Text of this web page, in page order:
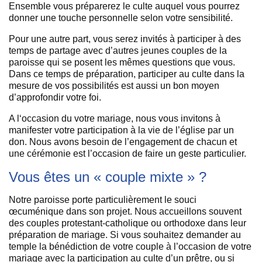
Ensemble vous préparerez le culte auquel vous pourrez
donner une touche personnelle selon votre sensibilité.
Pour une autre part, vous serez invités à participer à des
temps de partage avec d’autres jeunes couples de la
paroisse qui se posent les mêmes questions que vous.
Dans ce temps de préparation, participer au culte dans la
mesure de vos possibilités est aussi un bon moyen
d’approfondir votre foi.
A l‘occasion du votre mariage, nous vous invitons à
manifester votre participation à la vie de l’église par un
don. Nous avons besoin de l’engagement de chacun et
une cérémonie est l’occasion de faire un geste particulier.
Vous êtes un « couple mixte » ?
Notre paroisse porte particulièrement le souci
œcuménique dans son projet. Nous accueillons souvent
des couples protestant-catholique ou orthodoxe dans leur
préparation de mariage. Si vous souhaitez demander au
temple la bénédiction de votre couple à l’occasion de votre
mariage avec la participation au culte d’un prêtre, ou si